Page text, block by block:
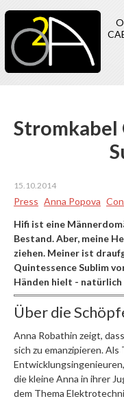
Stromkabel
15.10.2014
Press Anna Popova
Hifi ist eine
Bestand. Aber, meine
ziehen. Meiner ist
Quintessence Sublim
Händen hielt - natürlich
Über die
Anna Robathin zeigt,
sich zu emanzipieren.
die kleine Anna in ihrer
dem Thema